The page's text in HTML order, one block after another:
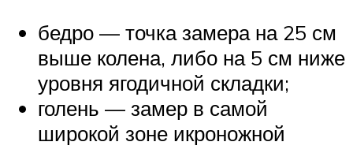
бедро — точка замера на 25 см
выше колена, либо на 5 см ниже
уровня ягодичной складки;
голень — замер в самой
широкой зоне икроножной